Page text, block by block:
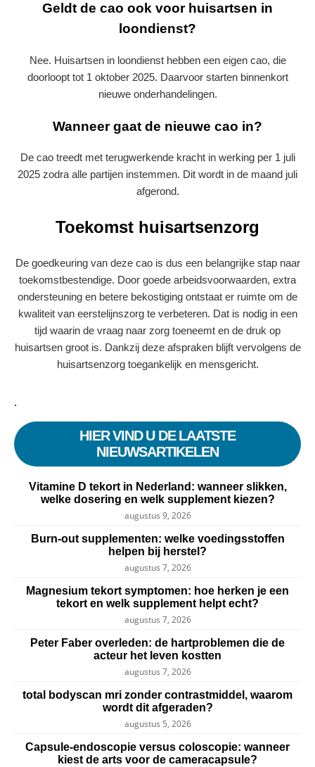
Geldt de cao ook voor huisartsen in
loondienst?
Nee. Huisartsen in loondienst hebben een eigen cao, die
doorloopt tot 1 oktober 2025. Daarvoor starten binnenkort
nieuwe onderhandelingen.
Wanneer gaat de nieuwe cao in?
De cao treedt met terugwerkende kracht in werking per 1 juli
2025 zodra alle partijen instemmen. Dit wordt in de maand juli
afgerond.
Toekomst huisartsenzorg
De goedkeuring van deze cao is dus een belangrijke stap naar
toekomstbestendige. Door goede arbeidsvoorwaarden, extra
ondersteuning en betere bekostiging ontstaat er ruimte om de
kwaliteit van eerstelijnszorg te verbeteren. Dat is nodig in een
tijd waarin de vraag naar zorg toeneemt en de druk op
huisartsen groot is. Dankzij deze afspraken blijft vervolgens de
huisartsenzorg toegankelijk en mensgericht.
.
HIER VIND U DE LAATSTE
NIEUWSARTIKELEN
Vitamine D tekort in Nederland: wanneer slikken,
welke dosering en welk supplement kiezen?
augustus 9, 2026
Burn-out supplementen: welke voedingsstoffen
helpen bij herstel?
augustus 7, 2026
Magnesium tekort symptomen: hoe herken je een
tekort en welk supplement helpt echt?
augustus 7, 2026
Peter Faber overleden: de hartproblemen die de
acteur het leven kostten
augustus 7, 2026
total bodyscan mri zonder contrastmiddel, waarom
wordt dit afgeraden?
augustus 5, 2026
Capsule-endoscopie versus coloscopie: wanneer
kiest de arts voor de cameracapsule?